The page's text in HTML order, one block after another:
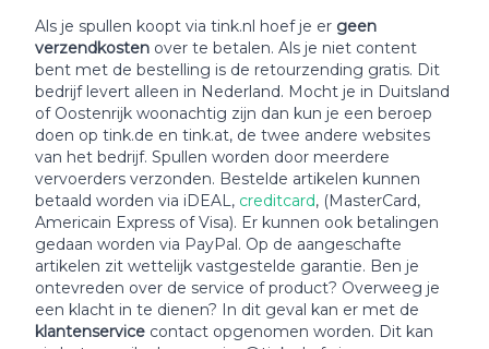
Als je spullen koopt via tink.nl hoef je er geen
verzendkosten over te betalen. Als je niet content
bent met de bestelling is de retourzending gratis. Dit
bedrijf levert alleen in Nederland. Mocht je in Duitsland
of Oostenrijk woonachtig zijn dan kun je een beroep
doen op tink.de en tink.at, de twee andere websites
van het bedrijf. Spullen worden door meerdere
vervoerders verzonden. Bestelde artikelen kunnen
betaald worden via iDEAL, creditcard, (MasterCard,
Americain Express of Visa). Er kunnen ook betalingen
gedaan worden via PayPal. Op de aangeschafte
artikelen zit wettelijk vastgestelde garantie. Ben je
ontevreden over de service of product? Overweeg je
een klacht in te dienen? In dit geval kan er met de
klantenservice contact opgenomen worden. Dit kan